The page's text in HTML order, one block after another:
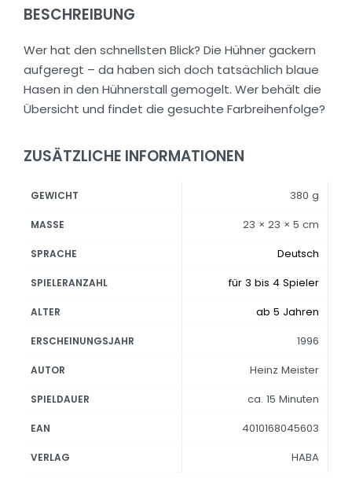
BESCHREIBUNG
Wer hat den schnellsten Blick? Die Hühner gackern
aufgeregt – da haben sich doch tatsächlich blaue
Hasen in den Hühnerstall gemogelt. Wer behält die
Übersicht und findet die gesuchte Farbreihenfolge?
ZUSÄTZLICHE INFORMATIONEN
GEWICHT 380 g
MASSE 23 × 23 × 5 cm
SPRACHE Deutsch
SPIELERANZAHL für 3 bis 4 Spieler
ALTER ab 5 Jahren
ERSCHEINUNGSJAHR 1996
AUTOR Heinz Meister
SPIELDAUER ca. 15 Minuten
EAN 4010168045603
VERLAG HABA